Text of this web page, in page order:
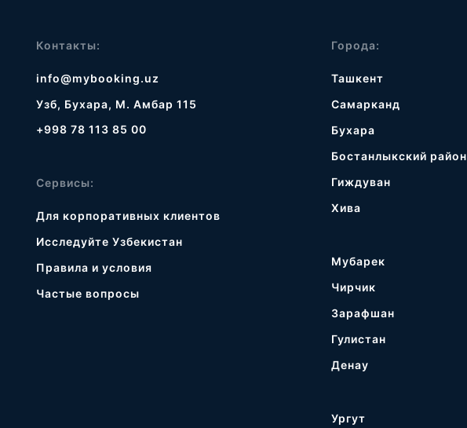
Контакты:
info@mybooking.uz
Узб, Бухара, М. Амбар 115
+998 78 113 85 00
Сервисы:
Для корпоративных клиентов
Исследуйте Узбекистан
Правила и условия
Частые вопросы
Города:
Ташкент
Самарканд
Бухара
Бостанлыкский район
Гиждуван
Хива
Мубарек
Чирчик
Зарафшан
Гулистан
Денау
Ургут